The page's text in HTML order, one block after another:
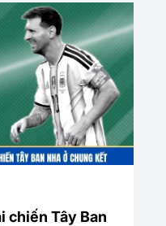
chiến Tây Ban